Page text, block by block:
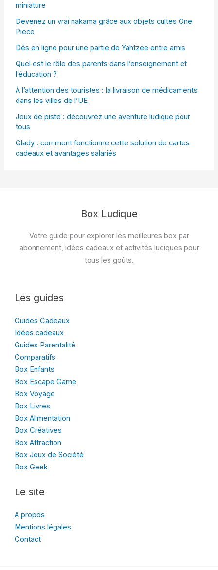
miniature
Devenez un vrai nakama grâce aux objets cultes One
Piece
Dés en ligne pour une partie de Yahtzee entre amis
Quel est le rôle des parents dans l’enseignement et
l’éducation ?
À l’attention des touristes : la livraison de médicaments
dans les villes de l’UE
Jeux de piste : découvrez une aventure ludique pour
tous
Glady : comment fonctionne cette solution de cartes
cadeaux et avantages salariés
Box Ludique
Votre guide pour explorer les meilleures box par
abonnement, idées cadeaux et activités ludiques pour
tous les goûts.
Les guides
Guides Cadeaux
Idées cadeaux
Guides Parentalité
Comparatifs
Box Enfants
Box Escape Game
Box Voyage
Box Livres
Box Alimentation
Box Créatives
Box Attraction
Box Jeux de Société
Box Geek
Le site
A propos
Mentions légales
Contact